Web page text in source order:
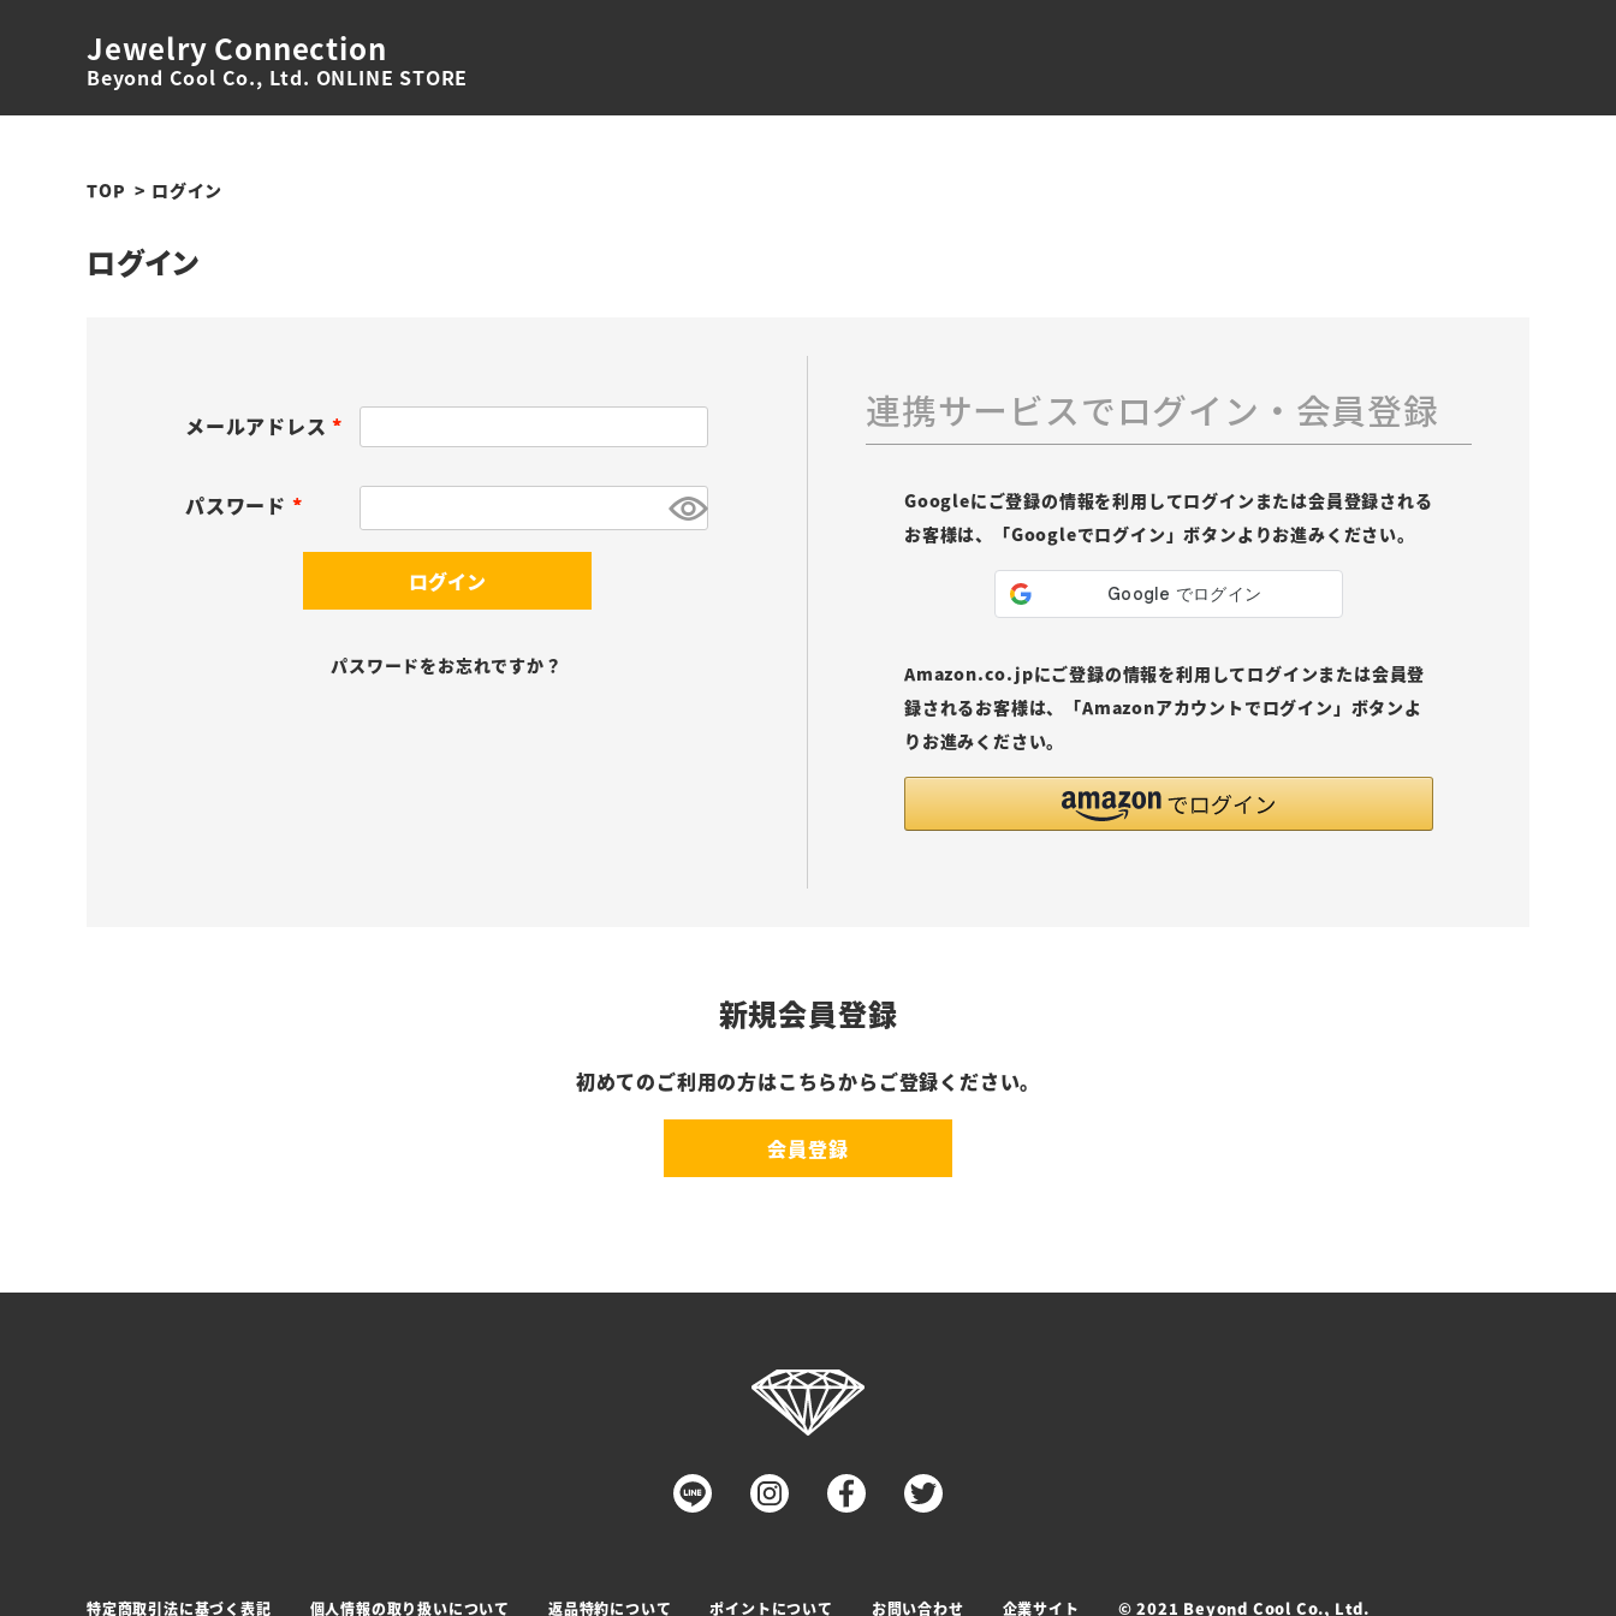
Jewelry Connection
Beyond Cool Co., Ltd. ONLINE STORE
TOP ログイン
ログイン
メールアドレス
パスワード
ログイン
パスワードをお忘れですか？
連携サービスでログイン・会員登録
Googleにご登録の情報を利用してログインまたは会員登録される
お客様は、「Googleでログイン」ボタンよりお進みください。
Amazon.co.jpにご登録の情報を利用してログインまたは会員登
録されるお客様は、「Amazonアカウントでログイン」ボタンよ
りお進みください。
新規会員登録
初めてのご利用の方はこちらからご登録ください。
会員登録
特定商取引法に基づく表記 個人情報の取り扱いについて 返品特約について ポイントについて お問い合わせ 企業サイト © 2021 Beyond Cool Co., Ltd.